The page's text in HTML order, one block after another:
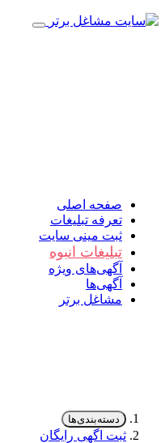
صفحه اصلی
تعرفه تبلیغات
ثبت مینی سایت
تبلیغات انبوه
آگهی‌های ویژه
آگهی‌ها
مشاغل برتر
دسته‌بندی‌ها
ثبت اگهی رایگان